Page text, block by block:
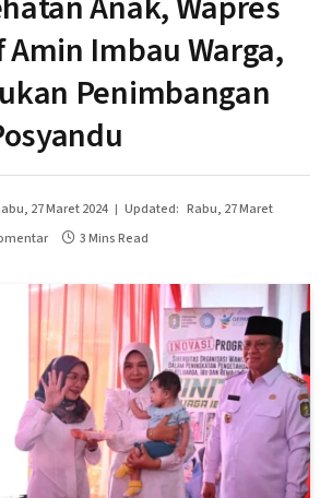
Amin Imbau Warga,
Penimbangan
27 Maret 2024 Updated: Rabu, 27 Maret
3 Mins Read